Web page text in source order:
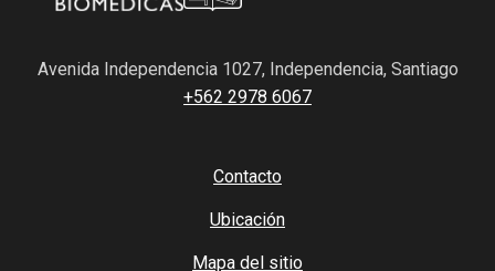
Avenida Independencia 1027, Independencia, Santiago
+562 2978 6067
Contacto
Ubicación
Mapa del sitio